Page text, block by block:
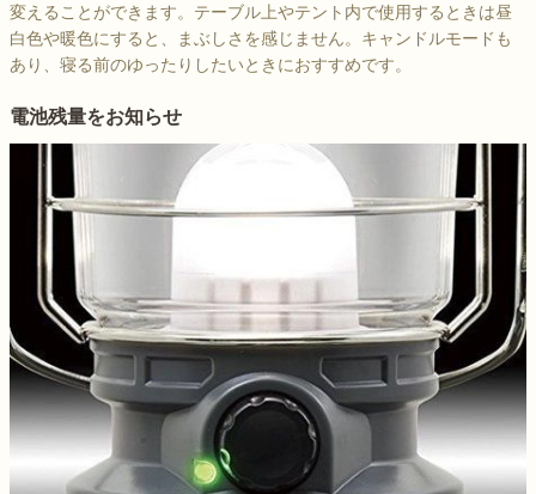
変えることができます。テーブル上やテント内で使用するときは昼
白色や暖色にすると、まぶしさを感じません。キャンドルモードも
あり、寝る前のゆったりしたいときにおすすめです。
電池残量をお知らせ